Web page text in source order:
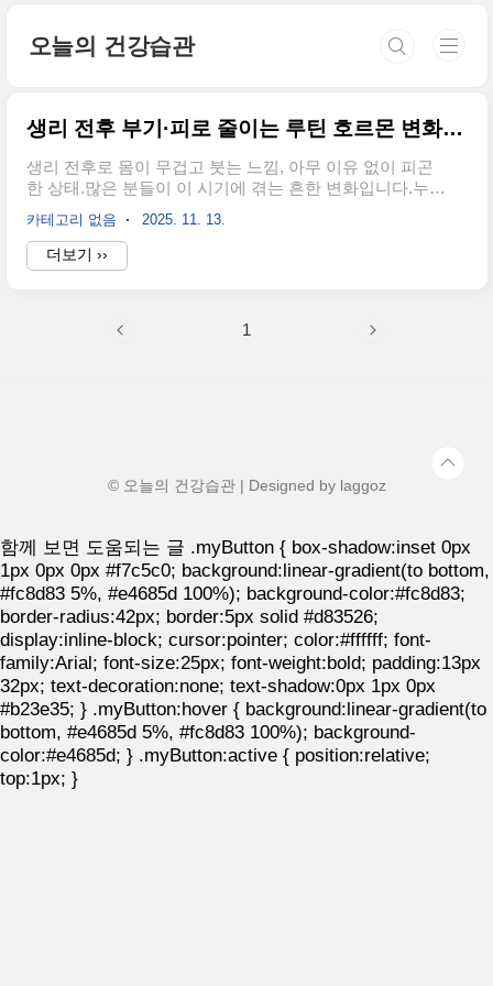
오늘의 건강습관
생리 전후 부기·피로 줄이는 루틴 호르몬 변화에 부드럽게 대응하는 방법
생리 전후로 몸이 무겁고 붓는 느낌, 아무 이유 없이 피곤
한 상태.많은 분들이 이 시기에 겪는 흔한 변화입니다.누군
가는 아침마다 손이 붓고, 누군가는 하루 종일 졸음과 무기
력 속에 있죠.호르몬 변화는 감정뿐 아니라 몸 전체 컨디션
에도 큰 영향을 미칩니다.하지만 미리 준비하고, 일상 속에
서 가볍게 실천할 수 있는 루틴만으로도 그 변화를 훨씬 부
고, 장운동이 느려집니다.이로 인해 복부 팽만감, 다리·얼
카테고리 없음 2025. 11. 13.
더보기 ››
1
© 오늘의 건강습관 | Designed by laggoz
함께 보면 도움되는 글 .myButton { box-shadow:inset 0px
1px 0px 0px #f7c5c0; background:linear-gradient(to bottom,
#fc8d83 5%, #e4685d 100%); background-color:#fc8d83;
border-radius:42px; border:5px solid #d83526;
display:inline-block; cursor:pointer; color:#ffffff; font-
family:Arial; font-size:25px; font-weight:bold; padding:13px
32px; text-decoration:none; text-shadow:0px 1px 0px
#b23e35; } .myButton:hover { background:linear-gradient(to
bottom, #e4685d 5%, #fc8d83 100%); background-
color:#e4685d; } .myButton:active { position:relative;
top:1px; }